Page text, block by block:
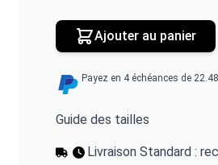
Ajouter au panier
Payez en 4 échéances de
Guide des tailles
Livraison Standard :